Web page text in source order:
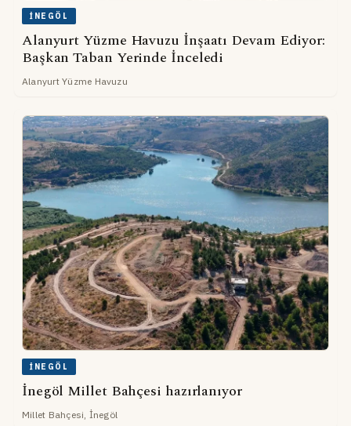
İNEGÖL
Alanyurt Yüzme Havuzu İnşaatı Devam Ediyor:
Başkan Taban Yerinde İnceledi
Alanyurt Yüzme Havuzu
İNEGÖL
İnegöl Millet Bahçesi hazırlanıyor
Millet Bahçesi, İnegöl